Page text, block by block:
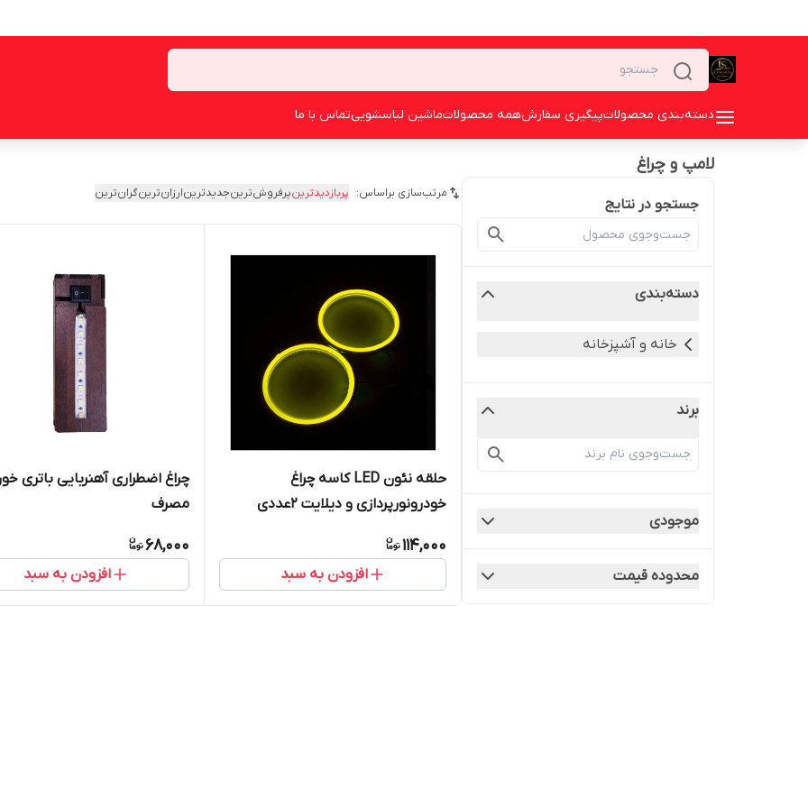
دسته‌بندی محصولاتپیگیری سفارشهمه محصولاتماشین لباسشوییتماس با ما
لامپ و چراغ
جستجو در نتایج
دسته‌بندی
خانه و آشپزخانه
برند
موجودی
محدوده قیمت
مرتب‌سازی براساس: پربازدیدترینپرفروش‌ترینجدیدترینارزان‌ترینگران‌ترین
حلقه نئون LED کاسه چراغ
خودرونورپردازی و دیلایت 2عددی
114,000
افزودن به سبد
چراغ اضطراری آهنربایی باتری
مصرف
68,000
افزودن به سبد